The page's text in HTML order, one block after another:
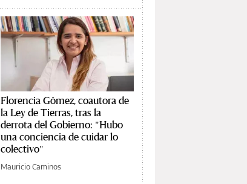
Florencia Gómez, coautora de
la Ley de Tierras, tras la
derrota del Gobierno: "Hubo
una conciencia de cuidar lo
colectivo"
Mauricio Caminos